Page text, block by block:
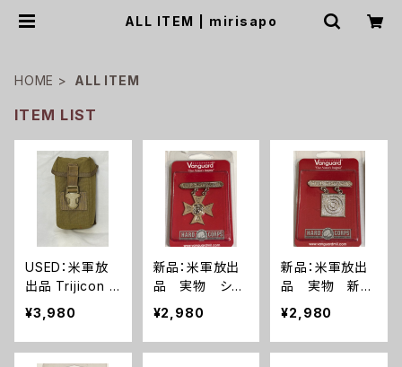
ALL ITEM | mirisapo
HOME ALL ITEM
ITEM LIST
USED：米軍放
出品 Trijicon A
COG RCO トリ
ジコン アコグ
ポーチ タンカ
ラー(A288)
¥3,980
新品：米軍放出
品 実物 シャ
ープシュータ
ー 勲章(A28
7)
¥2,980
新品：米軍放出
品 実物 新
品 ライフルマ
ークスマン 勲
章(A286)
¥2,980